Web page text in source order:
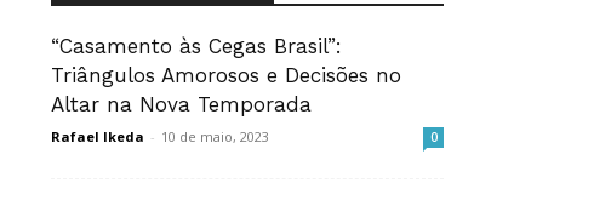
“Casamento às Cegas Brasil”:
Triângulos Amorosos e Decisões no
Altar na Nova Temporada
Rafael Ikeda - 10 de maio, 2023 0